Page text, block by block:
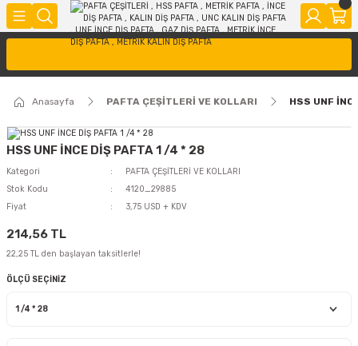
Anasayfa PAFTA ÇEŞİTLERİ VE KOLLARI HSS UNF
HSS UNF İNCE DİŞ PAFTA 1 /4 * 28
Kategori
PAFTA ÇEŞİTLERİ VE KOLLARI
Stok Kodu
4120_29885
Fiyat
3,75 USD + KDV
214,56 TL
22,25 TL den başlayan taksitlerle!
ÖLÇÜ SEÇİNİZ